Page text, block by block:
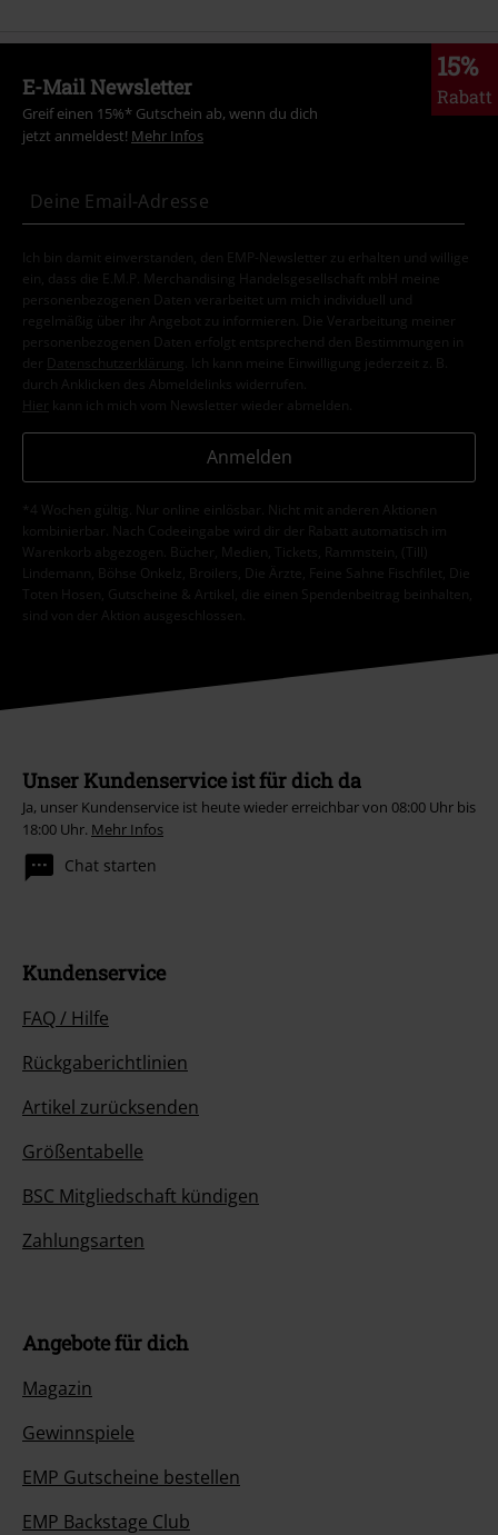
15%
Rabatt
E-Mail Newsletter
Greif einen 15%* Gutschein ab, wenn du dich
jetzt anmeldest! Mehr Infos
Ich bin damit einverstanden, den EMP-Newsletter zu erhalten und willige
ein, dass die E.M.P. Merchandising Handelsgesellschaft mbH meine
personenbezogenen Daten verarbeitet um mich individuell und
regelmäßig über ihr Angebot zu informieren. Die Verarbeitung meiner
personenbezogenen Daten erfolgt entsprechend den Bestimmungen in
der
Datenschutzerklärung
. Ich kann meine Einwilligung jederzeit z. B.
durch Anklicken des Abmeldelinks widerrufen.
Hier kann ich mich vom Newsletter wieder abmelden.
Anmelden
*4 Wochen gültig. Nur online einlösbar. Nicht mit anderen Aktionen
kombinierbar. Nach Codeeingabe wird dir der Rabatt automatisch im
Warenkorb abgezogen. Bücher, Medien, Tickets, Rammstein, (Till)
Lindemann, Böhse Onkelz, Broilers, Die Ärzte, Feine Sahne Fischfilet, Die
Toten Hosen, Gutscheine & Artikel, die einen Spendenbeitrag beinhalten,
sind von der Aktion ausgeschlossen.
Unser Kundenservice ist für dich da
Ja, unser Kundenservice ist heute wieder erreichbar von 08:00 Uhr bis
18:00 Uhr. Mehr Infos
Chat starten
Kundenservice
FAQ / Hilfe
Rückgaberichtlinien
Artikel zurücksenden
Größentabelle
BSC Mitgliedschaft kündigen
Zahlungsarten
Angebote für dich
Magazin
Gewinnspiele
EMP Gutscheine bestellen
EMP Backstage Club